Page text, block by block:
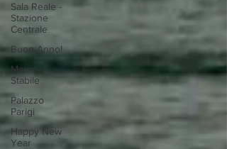
Sala Reale -
Stazione
Centrale
Buon Anno!
Marco
Stabile
Palazzo
Parigi
Happy New
Year